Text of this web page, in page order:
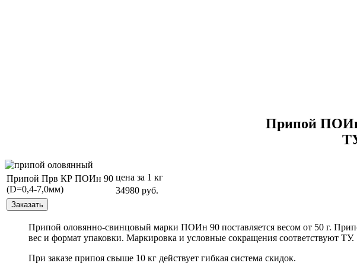
Припой ПОИн
Припой Прв КР ПОИн 90
(D=0,4-7,0мм)
цена за 1 кг
34980 руб.
Припой оловянно-свинцовый марки ПОИн 90 поставляется весом от 50 г.
вес и формат упаковки. Маркировка и условные сокращения соответствуют ТУ.
При заказе припоя свыше 10 кг действует гибкая система скидок.